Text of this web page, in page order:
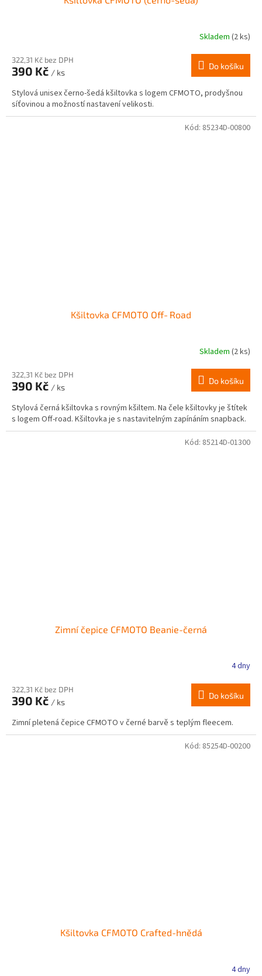
Skladem (2 ks)
322,31 Kč bez DPH
390 Kč / ks
Do košíku
Stylová unisex černo-šedá kšiltovka s logem CFMOTO, prodyšnou
síťovinou a možností nastavení velikosti.
Kšiltovka CFMOTO Off‑Road
Skladem (2 ks)
322,31 Kč bez DPH
390 Kč / ks
Do košíku
Stylová černá kšiltovka s rovným kšiltem. Na čele kšiltovky je štítek
s logem Off‑road. Kšiltovka je s nastavitelným zapínáním snapback.
Kód: 85234D-00800
Zimní čepice CFMOTO Beanie-černá
4 dny
322,31 Kč bez DPH
390 Kč / ks
Do košíku
Zimní pletená čepice CFMOTO v černé barvě s teplým fleecem.
Kód: 85214D-01300
Kšiltovka CFMOTO Crafted-hnědá
4 dny
Kód: 85254D-00200